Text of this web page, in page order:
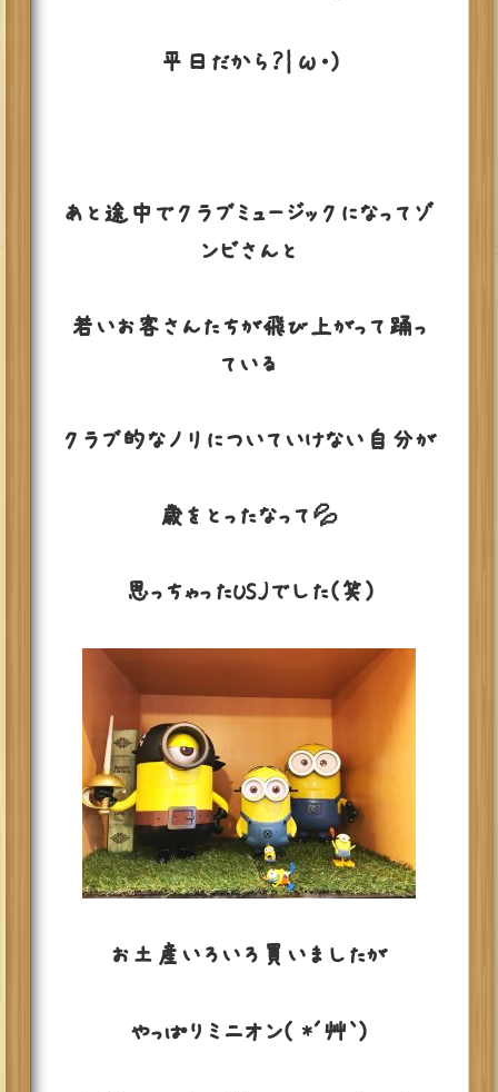
平日だから？|ω・)
あと途中でクラブミュージックになってゾ
ンビさんと
若いお客さんたちが飛び上がって踊っ
ている
クラブ的なノリについていけない自分が
歳をとったなって💦
思っちゃったUSJでした(笑)
お土産いろいろ買いましたが
やっぱりミニオン( *´艸｀)